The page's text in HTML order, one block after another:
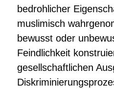
bedrohlicher
muslimisch
bewusst oder
Feindlichkeit
gesellschaftlichen